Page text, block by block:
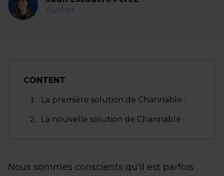
Author
CONTENT
La première solution de Channable :
La nouvelle solution de Channable :
Nous sommes conscients qu'il est parfois